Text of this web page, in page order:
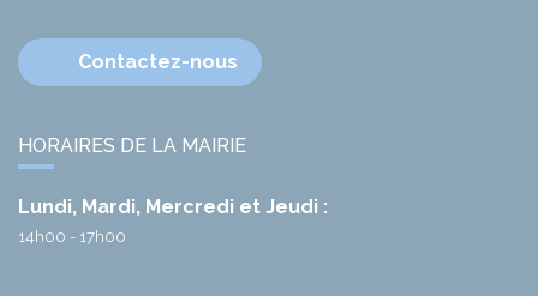
Contactez-nous
HORAIRES DE LA MAIRIE
Lundi, Mardi, Mercredi et Jeudi :
14h00 - 17h00